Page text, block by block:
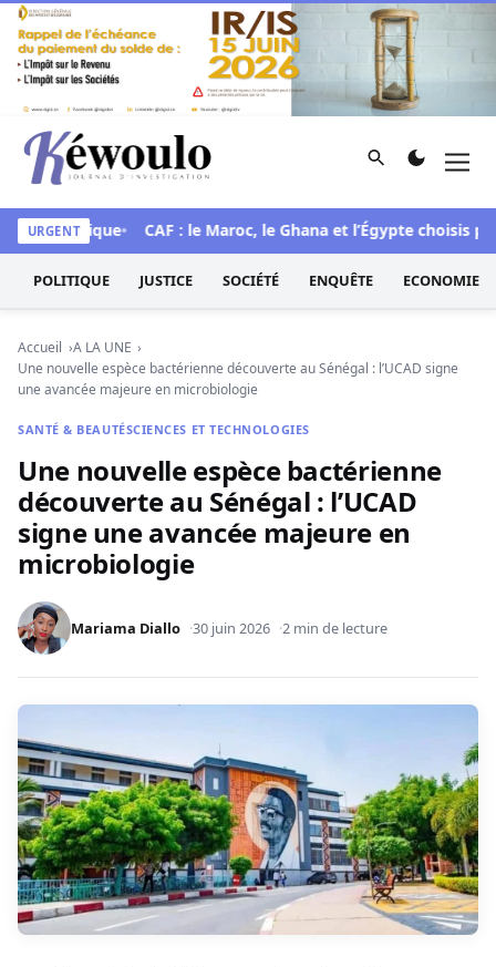
Aller au contenu
Kéwoulo, le premier site d'information et d'investigation
Rechercher
URGENT
historique CAF : le Maroc, le Ghana et l’Égypte choisis
POLITIQUE JUSTICE SOCIÉTÉ ENQUÊTE ECONOMIE
Accueil
A LA UNE
Une nouvelle espèce bactérienne découverte au Sénégal : l’UCAD signe
une avancée majeure en microbiologie
SANTÉ & BEAUTÉSCIENCES ET TECHNOLOGIES
Une nouvelle espèce bactérienne
découverte au Sénégal : l’UCAD
signe une avancée majeure en
microbiologie
Mariama Diallo 30 juin 2026 2 min de lecture